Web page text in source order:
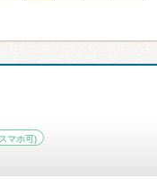
マホ可)